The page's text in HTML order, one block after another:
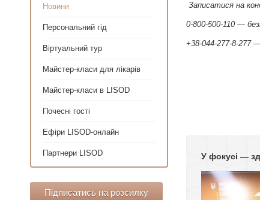
Новини
Персональний гід
Віртуальний тур
Майстер-класи для лікарів
Майстер-класи в LISOD
Почесні гості
Ефіри LISOD-онлайн
Партнери LISOD
Підписатись на розсилку
Записатися на
0-800-500-110 —
+38-044-277-8-277
У фокусі —